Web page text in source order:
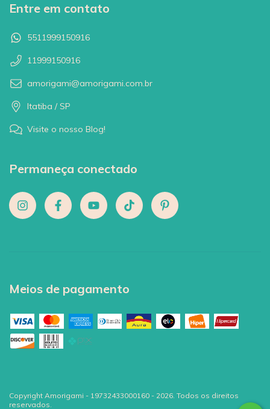
Entre em contato
5511999150916
11999150916
amorigami@amorigami.com.br
Itatiba / SP
Visite o nosso Blog!
Permaneça conectado
Meios de pagamento
Copyright Amorigami - 19732433000160 - 2026. Todos os direitos
reservados.